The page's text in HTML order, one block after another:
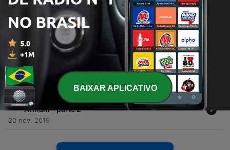
Vozes do Rádio 010 – Entrevista com Jessica Maes
– podcast Café da Manhã (Folha de São Paulo) —
19 DE MAIO DE 2021
13 jul. 2021
17
Vozes do Rádio 009 – Entrevista com a economista
Rita Mundim — 13 DE MAIO DE 2020
14 maio 2020
16 - Vozes do Rádio 008 – Entrevista com Priscila
Armani – parte 2
20 nov. 2019
BAIXAR APLICATIVO